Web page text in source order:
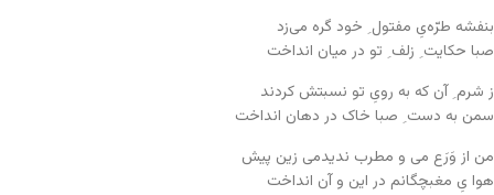
بنفشه طرّه‌یِ مفتول ِ خود گره می‌زد
صبا حکایت ِ زلف ِ تو در میان انداخت
ز شرم ِ آن که به رویِ تو نسبتش کردند
سمن به دست ِ صبا خاک در دهان انداخت
من از وَرَع می و مطرب ندیدمی زین پیش
هوا یِ مغبچگانم در این و آن انداخت